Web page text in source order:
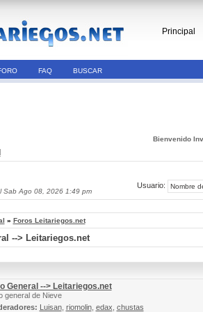
Principal
FAQ BUSCAR
Bienvenido
Sab Ago 08, 2026 1:49 pm
Usuario:
» Foros Leitariegos.net
--> Leitariegos.net
General --> Leitariegos.net
general de Nieve
Luisan, riomolin, edax chustas